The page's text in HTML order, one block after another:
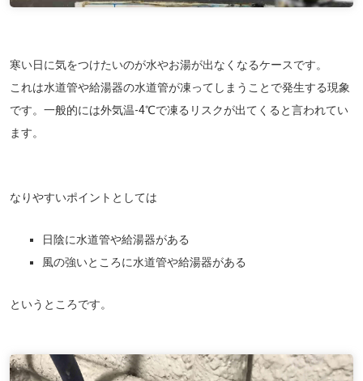
寒い日に気をつけたいのが水やお湯が出なくなるケースです。
これは水道管や給湯器の水道管が凍ってしまうことで発生する現象
です。一般的には外気温-4℃で凍るリスクが出てくると言われてい
ます。
なりやすいポイントとしては
日陰に水道管や給湯器がある
風の強いところに水道管や給湯器がある
というところです。